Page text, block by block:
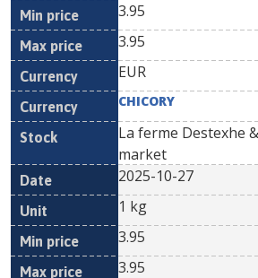
3.95
3.95
EUR
CHICORY
La ferme Destexhe
market
2025-10-27
1 kg
3.95
3.95